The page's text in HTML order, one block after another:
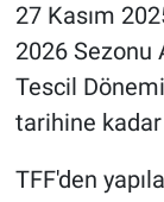
27 Kasım
2026 Sezonu
Tescil
tarihine kadar
TFF'den